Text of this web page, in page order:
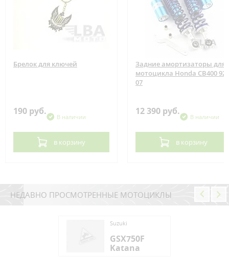
Брелок для ключей
190 руб.
В наличии
в корзину
Задние амортизаторы для
мотоцикла Honda CB400 92-
07
12 390 руб.
В наличии
в корзину
НЕДАВНО ПРОСМОТРЕННЫЕ МОТОЦИКЛЫ
Suzuki
GSX750F
Katana